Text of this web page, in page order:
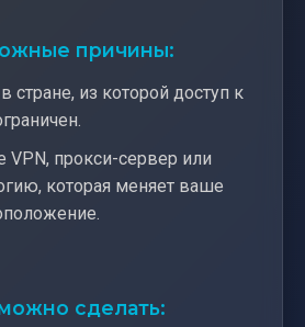
причины:
стране, из которой доступ к
VPN, прокси-сервер или
которая меняет ваше
сделать: